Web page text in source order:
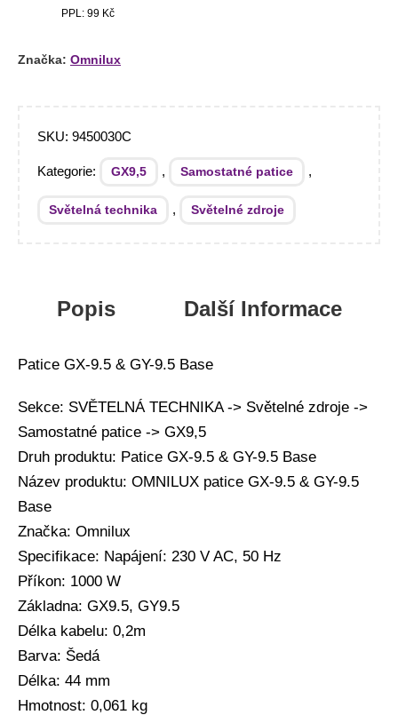
PPL: 99 Kč
Značka: Omnilux
SKU: 9450030C
Kategorie: GX9,5 , Samostatné patice ,
Světelná technika , Světelné zdroje
Popis Další Informace
Patice GX-9.5 & GY-9.5 Base
Sekce: SVĚTELNÁ TECHNIKA -> Světelné zdroje ->
Samostatné patice -> GX9,5
Druh produktu: Patice GX-9.5 & GY-9.5 Base
Název produktu: OMNILUX patice GX-9.5 & GY-9.5
Base
Značka: Omnilux
Specifikace: Napájení: 230 V AC, 50 Hz
Příkon: 1000 W
Základna: GX9.5, GY9.5
Délka kabelu: 0,2m
Barva: Šedá
Délka: 44 mm
Hmotnost: 0,061 kg